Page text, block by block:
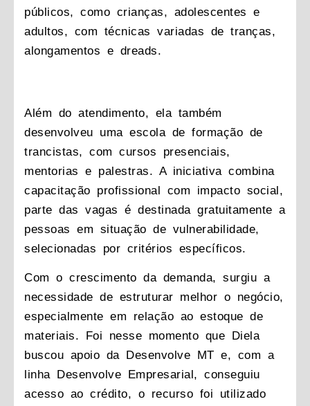
públicos, como crianças, adolescentes e
adultos, com técnicas variadas de tranças,
alongamentos e dreads.
Além do atendimento, ela também
desenvolveu uma escola de formação de
trancistas, com cursos presenciais,
mentorias e palestras. A iniciativa combina
capacitação profissional com impacto social,
parte das vagas é destinada gratuitamente a
pessoas em situação de vulnerabilidade,
selecionadas por critérios específicos.
Com o crescimento da demanda, surgiu a
necessidade de estruturar melhor o negócio,
especialmente em relação ao estoque de
materiais. Foi nesse momento que Diela
buscou apoio da Desenvolve MT e, com a
linha Desenvolve Empresarial, conseguiu
acesso ao crédito, o recurso foi utilizado